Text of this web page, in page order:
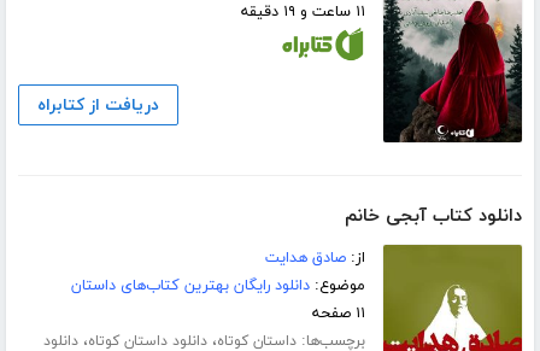
۱۱ ساعت و ۱۹ دقیقه
دریافت از کتابراه
دانلود کتاب آبجی خانم
از:صادق هدایت
موضوع:دانلود رایگان بهترین کتاب‌های داستان
۱۱ صفحه
برچسب‌ها:داستان کوتاه،دانلود داستان کوتاه،دانلود